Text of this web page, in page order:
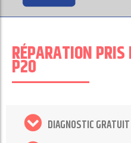
RÉPARATION PRIS
P20
DIAGNOSTIC